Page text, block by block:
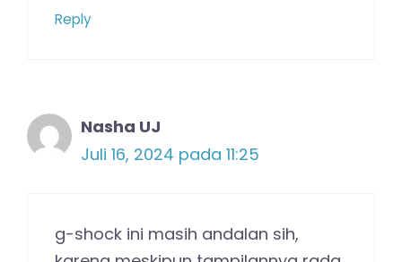
Reply
Nasha UJ
Juli 16, 2024 pada 11:25
g-shock ini masih andalan sih,